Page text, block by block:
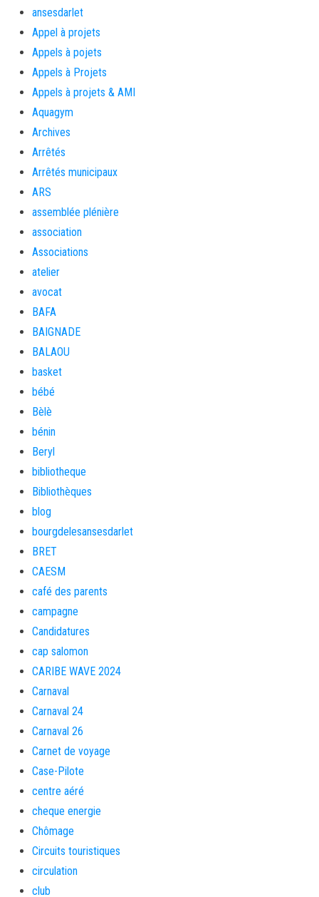
ansesdarlet
Appel à projets
Appels à pojets
Appels à Projets
Appels à projets & AMI
Aquagym
Archives
Arrêtés
Arrêtés municipaux
ARS
assemblée plénière
association
Associations
atelier
avocat
BAFA
BAIGNADE
BALAOU
basket
bébé
Bèlè
bénin
Beryl
bibliotheque
Bibliothèques
blog
bourgdelesansesdarlet
BRET
CAESM
café des parents
campagne
Candidatures
cap salomon
CARIBE WAVE 2024
Carnaval
Carnaval 24
Carnaval 26
Carnet de voyage
Case-Pilote
centre aéré
cheque energie
Chômage
Circuits touristiques
circulation
club